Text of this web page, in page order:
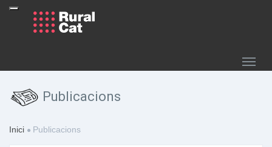
Publicacions
Inici Publicacions